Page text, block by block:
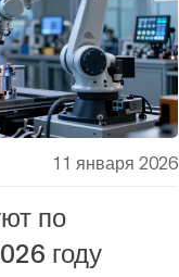
11 января 2026
по
году